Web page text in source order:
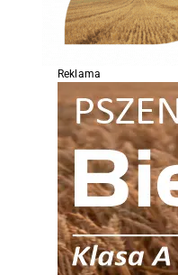
Reklama